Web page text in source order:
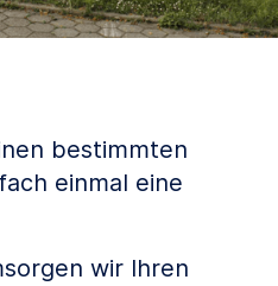
bestimmten
einmal eine
wir Ihren